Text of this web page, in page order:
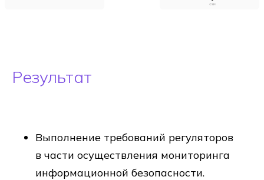
Результат
Выполнение требований регуляторов
в части осуществления мониторинга
информационной безопасности.